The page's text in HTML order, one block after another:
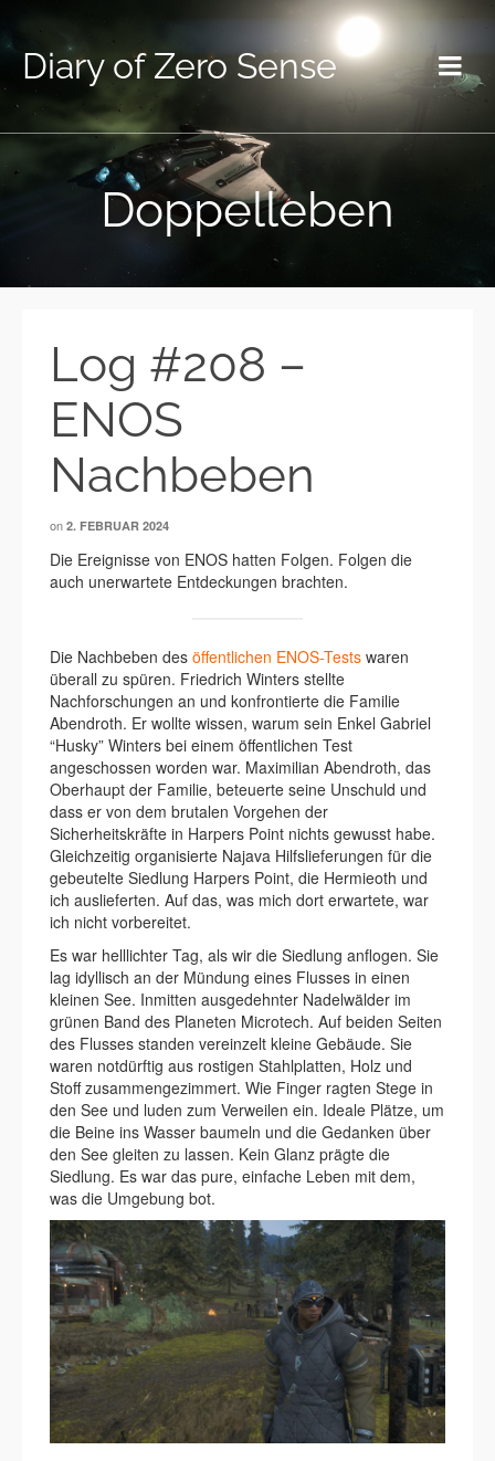
Diary of Zero Sense
Doppelleben
Log #208 –
ENOS
Nachbeben
on 2. FEBRUAR 2024
Die Ereignisse von ENOS hatten Folgen. Folgen die
auch unerwartete Entdeckungen brachten.
Die Nachbeben des öffentlichen ENOS-Tests waren
überall zu spüren. Friedrich Winters stellte
Nachforschungen an und konfrontierte die Familie
Abendroth. Er wollte wissen, warum sein Enkel Gabriel
“Husky” Winters bei einem öffentlichen Test
angeschossen worden war. Maximilian Abendroth, das
Oberhaupt der Familie, beteuerte seine Unschuld und
dass er von dem brutalen Vorgehen der
Sicherheitskräfte in Harpers Point nichts gewusst habe.
Gleichzeitig organisierte Najava Hilfslieferungen für die
gebeutelte Siedlung Harpers Point, die Hermieoth und
ich auslieferten. Auf das, was mich dort erwartete, war
ich nicht vorbereitet.
Es war helllichter Tag, als wir die Siedlung anflogen. Sie
lag idyllisch an der Mündung eines Flusses in einen
kleinen See. Inmitten ausgedehnter Nadelwälder im
grünen Band des Planeten Microtech. Auf beiden Seiten
des Flusses standen vereinzelt kleine Gebäude. Sie
waren notdürftig aus rostigen Stahlplatten, Holz und
Stoff zusammengezimmert. Wie Finger ragten Stege in
den See und luden zum Verweilen ein. Ideale Plätze, um
die Beine ins Wasser baumeln und die Gedanken über
den See gleiten zu lassen. Kein Glanz prägte die
Siedlung. Es war das pure, einfache Leben mit dem,
was die Umgebung bot.